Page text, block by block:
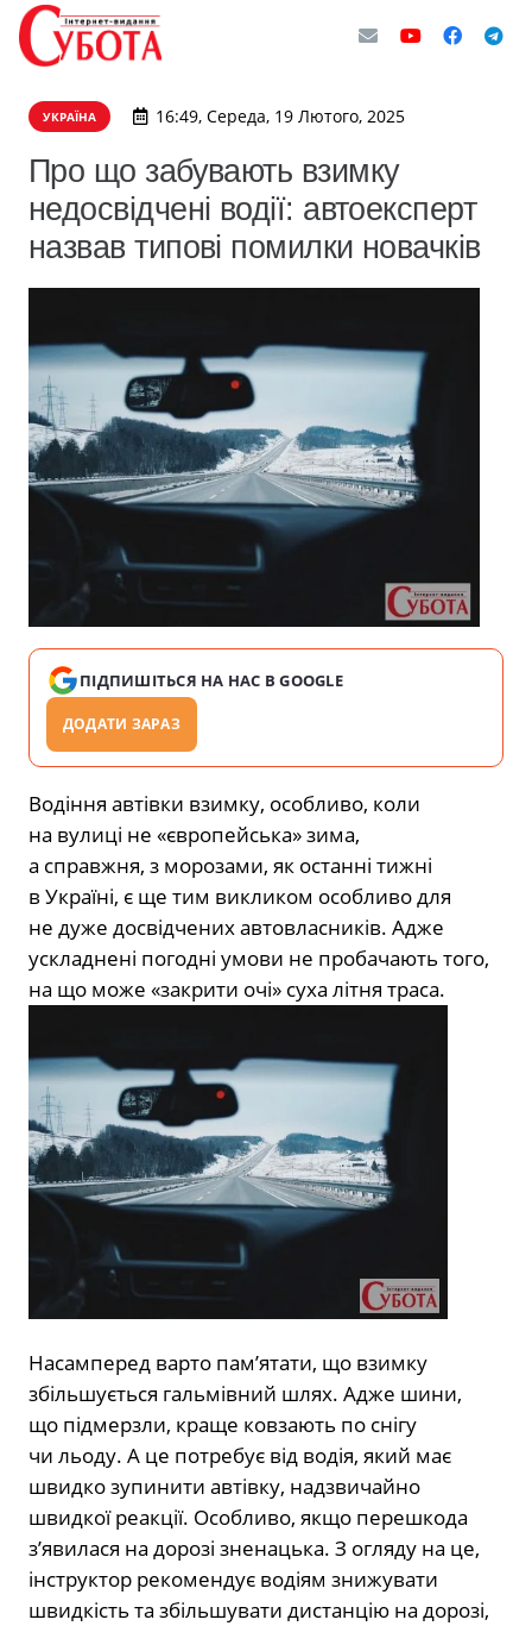
УКРАЇНА 16:49, Середа, 19 Лютого, 2025
Про що забувають взимку
недосвідчені водії: автоексперт
назвав типові помилки новачків
ПІДПИШІТЬСЯ НА НАС В GOOGLE
ДОДАТИ ЗАРАЗ
Водіння автівки взимку, особливо, коли
на вулиці не «європейська» зима,
а справжня, з морозами, як останні тижні
в Україні, є ще тим викликом особливо для
не дуже досвідчених автовласників. Адже
ускладнені погодні умови не пробачають того,
на що може «закрити очі» суха літня траса.
Насамперед варто пам’ятати, що взимку
збільшується гальмівний шлях. Адже шини,
що підмерзли, краще ковзають по снігу
чи льоду. А це потребує від водія, який має
швидко зупинити автівку, надзвичайно
швидкої реакції. Особливо, якщо перешкода
з’явилася на дорозі зненацька. З огляду на це,
інструктор рекомендує водіям знижувати
швидкість та збільшувати дистанцію на дорозі,